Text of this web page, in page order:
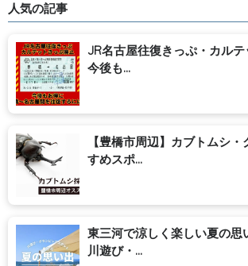
人気の記事
JR名古屋往復きっぷ・カルテ
今後も...
【豊橋市周辺】カブトムシ
すめスポ...
東三河で涼しく楽しい夏の思
川遊び・...